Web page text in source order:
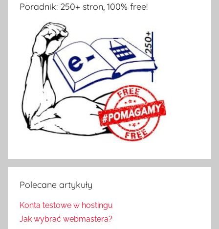
Poradnik: 250+ stron, 100% free!
Polecane artykuły
Konta testowe w hostingu
Jak wybrać webmastera?